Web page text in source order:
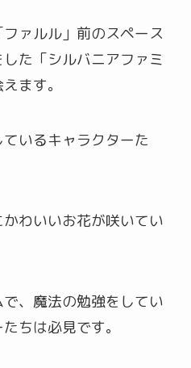
ァルル」前のスペース
た「シルバニアファミ
ます。
いるキャラクターた
わいいお花が咲いてい
、魔法の勉強をしてい
ちは必見です。